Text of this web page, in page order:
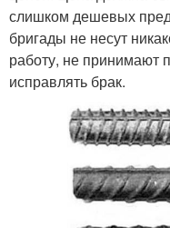
слишком дешевых
бригады не несут
работу, не принимают
исправлять брак.